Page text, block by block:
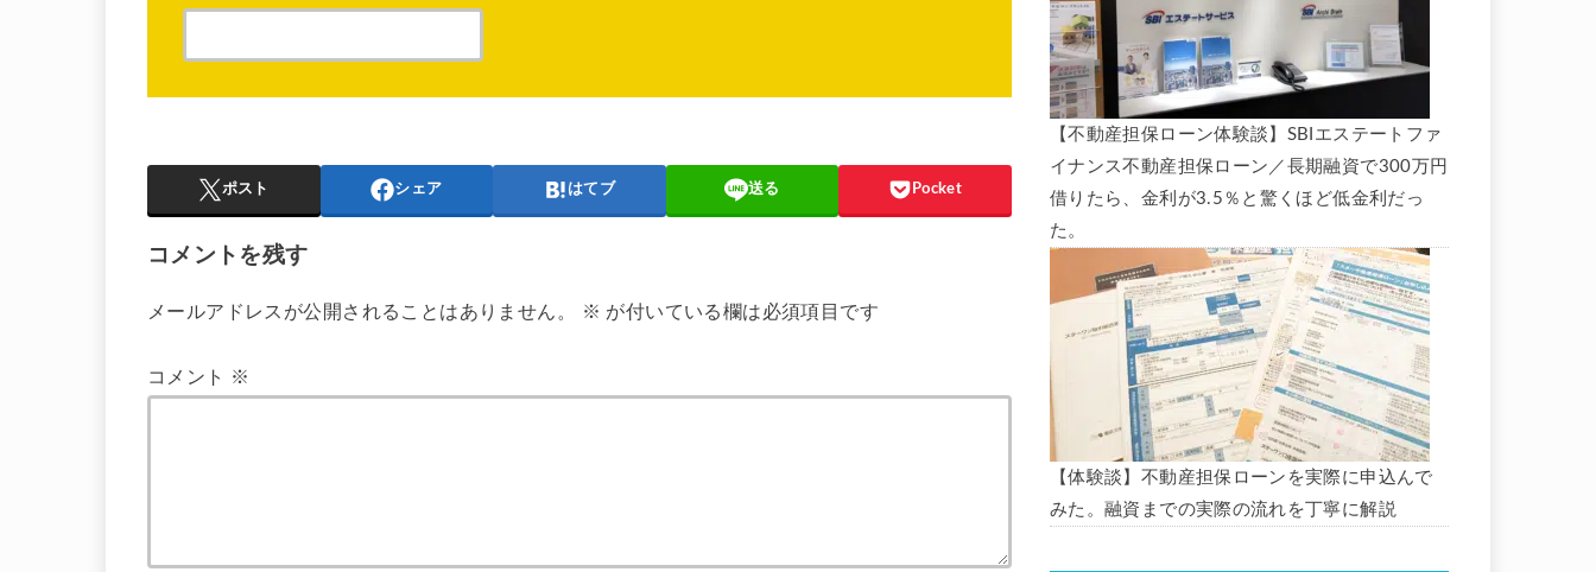
ポスト シェア はてブ 送る Pocket
コメントを残す
メールアドレスが公開されることはありません。 ※ が付いている欄は必須項目です
コメント ※
【不動産担保ローン体験談】SBIエステートファ
イナンス不動産担保ローン／長期融資で300万円
借りたら、金利が3.5％と驚くほど低金利だっ
た。
【体験談】不動産担保ローンを実際に申込んで
みた。融資までの実際の流れを丁寧に解説